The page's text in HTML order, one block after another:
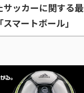
サッカーに関する
マートボール」